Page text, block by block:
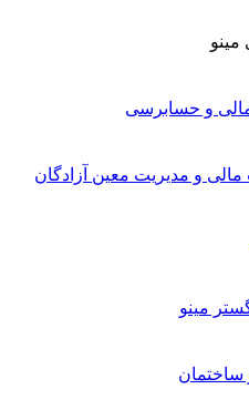
و حسابرسی
و مدیریت معین آزادگان
مینو